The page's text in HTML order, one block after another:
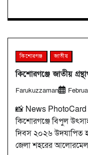
কিশোরগঞ্জ জাতীয়
কিশোরগঞ্জে জাতীয়
Farukuzzaman
📸 News PhotoCard
কিশোরগঞ্জে বিপুল উৎসাহ
দিবস ২০২৬ উদযাপিত
জেলা শহরের